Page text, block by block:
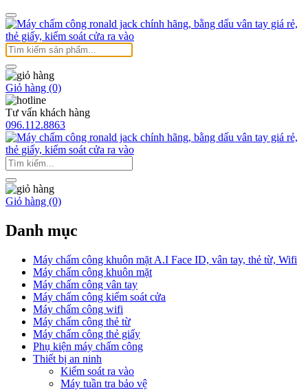
Giỏ hàng (0)
Tư vấn khách hàng
096.112.8863
Giỏ hàng (0)
Danh mục
Máy chấm công khuôn mặt A.I Face ID, vân tay, thẻ từ, Wifi
Máy chấm công khuôn mặt
Máy chấm công vân tay
Máy chấm công kiểm soát cửa
Máy chấm công wifi
Máy chấm công thẻ từ
Máy chấm công thẻ giấy
Phụ kiện máy chấm công
Thiết bị an ninh
Kiểm soát ra vào
Máy tuần tra bảo vệ